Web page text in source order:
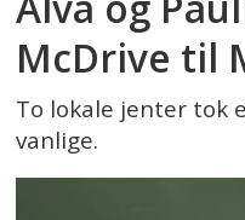
McDrive til
To lokale jenter tok
vanlige.